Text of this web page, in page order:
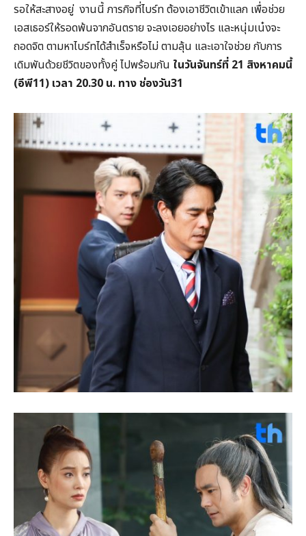
รอให้สะสางอยู่ งานนี้ ภารกิจที่ไบร์ท ต้องเอาชีวิตเข้าแลก เพื่อช่วย
เอสเธอร์ให้รอดพ้นจากอันตราย จะลงเอยอย่างไร และหนุ่มเน๋งจะ
ถอดจิต ตามหาไบร์ทได้สำเร็จหรือไม่ ตามลุ้น และเอาใจช่วย กับการ
เดิมพันด้วยชีวิตของทั้งคู่ ไปพร้อมกัน ในวันจันทร์ที่ 21 สิงหาคมนี้
(อีพี11) เวลา 20.30 น. ทาง ช่องวัน31